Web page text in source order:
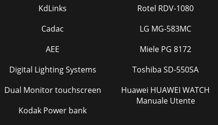
KdLinks
Cadac
AEE
Digital Lighting Systems
Dual Monitor touchscreen
Kodak Power bank
Rotel RDV-1080
LG MG-583MC
Miele PG 8172
Toshiba SD-550SA
Huawei HUAWEI WATCH
Manuale Utente